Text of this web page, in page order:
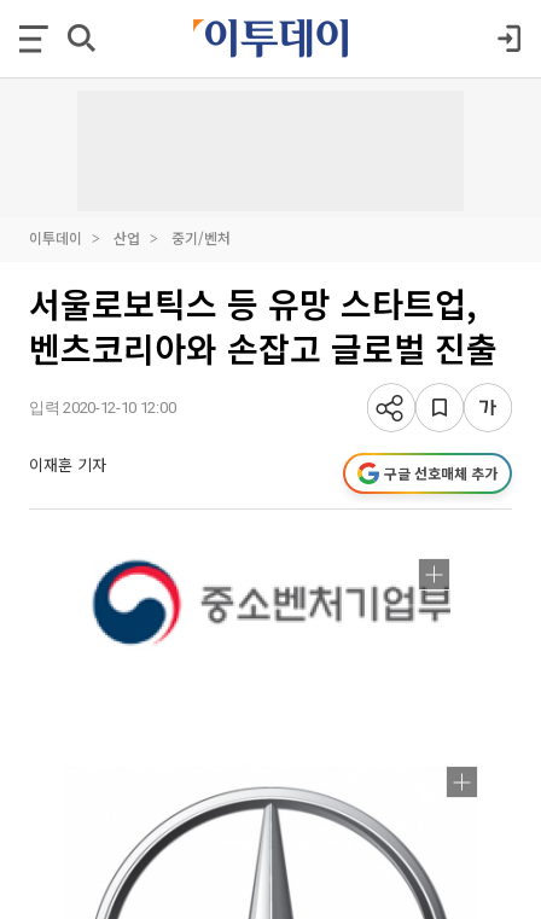
이투데이 산업 중기/벤처
서울로보틱스 등 유망 스타트업,
벤츠코리아와 손잡고 글로벌 진출
입력 2020-12-10 12:00
이재훈 기자 구글 선호매체 추가